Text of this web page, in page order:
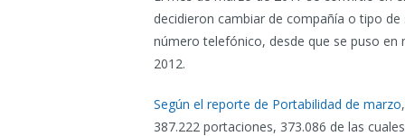
decidieron cambiar de compañía o tipo
número telefónico, desde que se puso
2012.
Según el reporte de Portabilidad de marzo
387.222 portaciones, 373.086 de las